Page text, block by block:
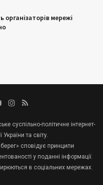
організаторів мережі
суспільно-політичне інтернет-
та світу.
сповідує принципи
у поданні інформації.
в соціальних мережах.